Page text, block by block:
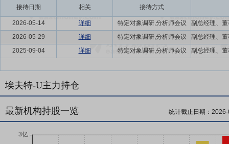
接待日期 相关 接待方式
2026-05-14 详细
特定对象调研,分析师会议
2026-05-29
详细
特定对象调研,分析师会议
2025-09-04
详细 特定对象调研,分析师会议
埃夫特-U主力持仓
最新机构持股一览 统计截止日期：